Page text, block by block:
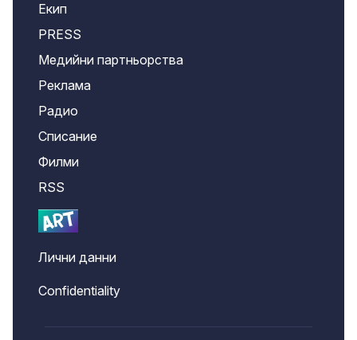
Екип
PRESS
Медийни партньорства
Реклама
Радио
Списание
Филми
RSS
Лични данни
Confidentiality